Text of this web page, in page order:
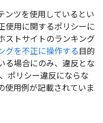
ンツを使用しているとい
使用に関するポリシーに
ストサイトのランキング
グを不正に操作する 目的
る場合にのみ、違反とな
ポリシー違反にならな
使用例が記載されていま